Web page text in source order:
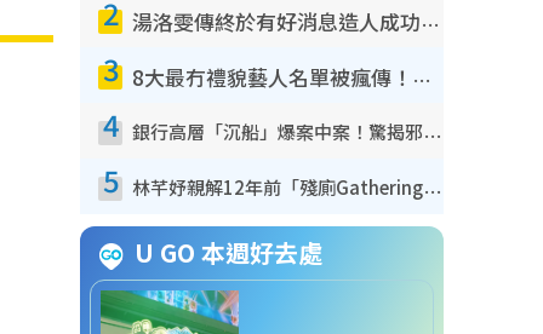
2 湯洛雯傳終於有好消息造人成功！兩大細節曝孕味極濃惹猜測：大肚婆先會咁！
3 8大最冇禮貌藝人名單被瘋傳！網民揭發明星真面目 一致數臭呢位係無品天花板？
4 銀行高層「沉船」爆案中案！驚揭邪教洗腦操控賣淫被吞600萬 幕後黑手講多錯多
5 林芊妤親解12年前「殘廁Gathering」真相！高層解約一句話重創尊嚴至今拒返TVB
U GO 本週好去處